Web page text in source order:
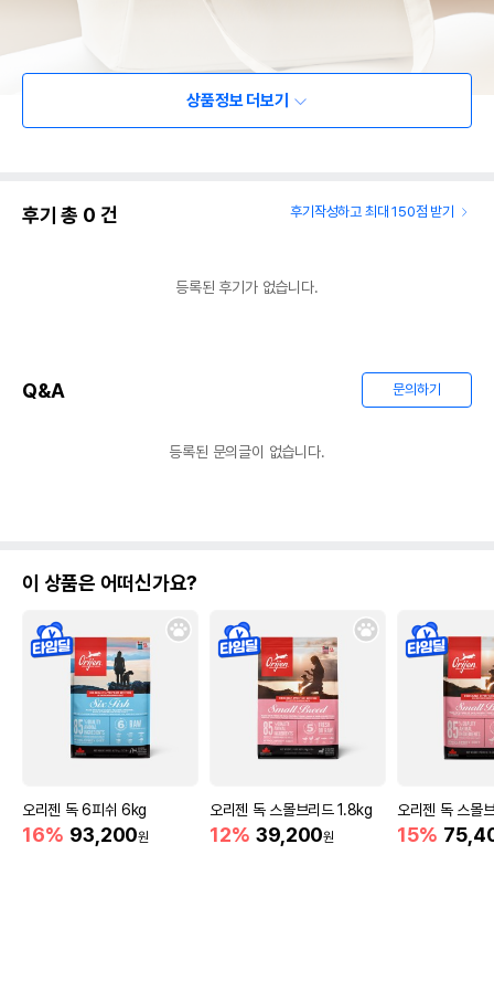
상품정보 더보기
후기 총 0 건 후기작성하고 최대 150점 받기
등록된 후기가 없습니다.
Q&A 문의하기
등록된 문의글이 없습니다.
이 상품은 어떠신가요?
오리젠 독 6피쉬 6kg
16% 93,200원
오리젠 독 스몰브리드 1.8kg
12% 39,200원
오리젠 독 스몰
15%